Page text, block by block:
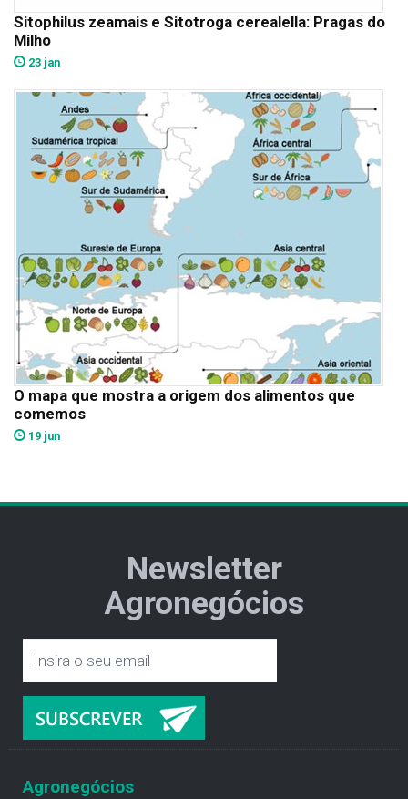
Sitophilus zeamais e Sitotroga cerealella: Pragas do
Milho
23 jan
O mapa que mostra a origem dos alimentos que
comemos
19 jun
Newsletter
Agronegócios
Agronegócios